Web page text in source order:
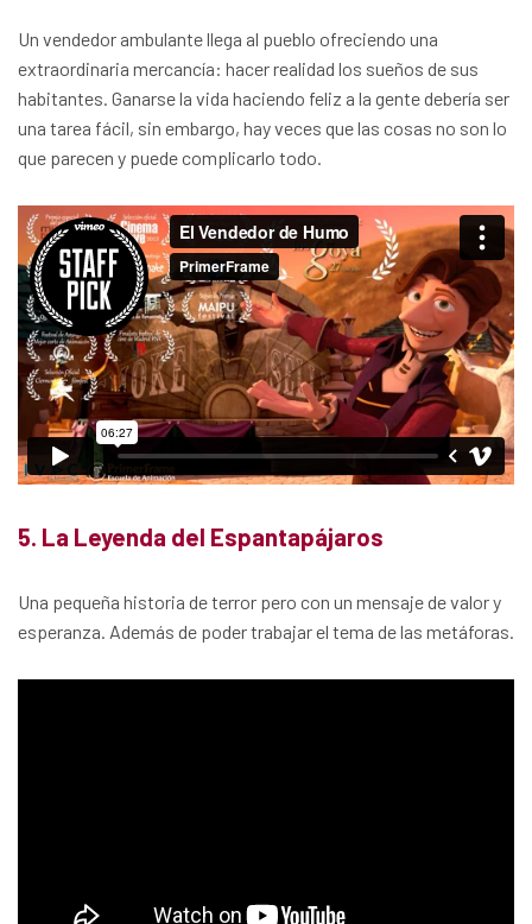
Un vendedor ambulante llega al pueblo ofreciendo una
extraordinaria mercancía: hacer realidad los sueños de sus
habitantes. Ganarse la vida haciendo feliz a la gente debería ser
una tarea fácil, sin embargo, hay veces que las cosas no son lo
que parecen y puede complicarlo todo.
5. La Leyenda del Espantapájaros
Una pequeña historia de terror pero con un mensaje de valor y
esperanza. Además de poder trabajar el tema de las metáforas.